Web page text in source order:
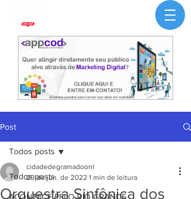
Post
Todos posts
ACONTECE PELO RIO GRANDE
Todos posts
Orquestra Sinfônica dos
cidadedegramadoonl
29 de jun. de 2022 1 min de leitura